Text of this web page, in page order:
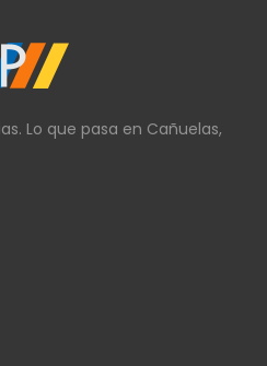
Lo que pasa en Cañuelas,